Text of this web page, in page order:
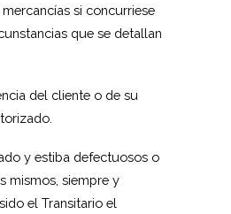
si concurriese
que se detallan
del cliente o de su
y estiba defectuosos o
mismos, siempre y
el Transitario el